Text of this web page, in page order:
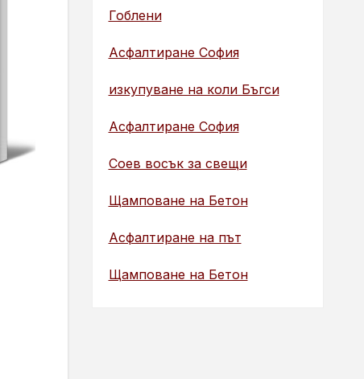
Гоблени
Асфалтиране София
изкупуване на коли Бъгси
Асфалтиране София
Соев восък за свещи
Щамповане на Бетон
Асфалтиране на път
Щамповане на Бетон